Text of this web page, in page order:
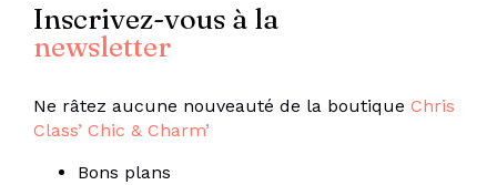
Inscrivez-vous à la
newsletter
Ne râtez aucune nouveauté de la boutique Chris
Class’ Chic & Charm’
Bons plans